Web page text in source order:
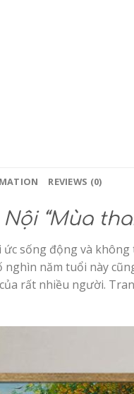
REVIEWS (0)
“Mùa
sống động và
nghìn năm tuổi này
rất nhiều người.